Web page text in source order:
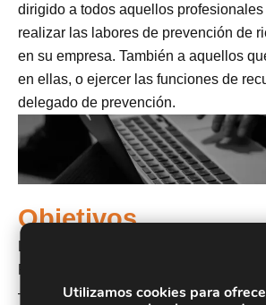
dirigido a todos aquellos
realizar las labores de prevención de
en su empresa. También a aquellos
en ellas, o ejercer las funciones de
delegado de prevención.
Objetivos
– Aprender los conceptos claves en
Utilizamos cookies para